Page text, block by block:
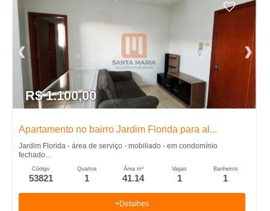
R$ 1.100,00
Apartamento no bairro Jardim Florida para al...
Jardim Florida - área de serviço - mobiliado - em condomínio
fechado...
Código
53821
Quartos
1
Área m²
41.14
Vagas
1
Banheiros
1
+Detalhes